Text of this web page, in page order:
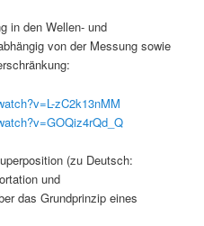
in den Wellen- und
von der Messung sowie
zC2k13nMM
(zu Deutsch:
und
das Grundprinzip eines